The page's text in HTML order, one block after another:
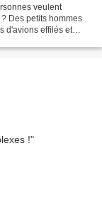
veulent
Des petits hommes
d'avions effilés et